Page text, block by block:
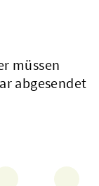
müssen
abgesendet